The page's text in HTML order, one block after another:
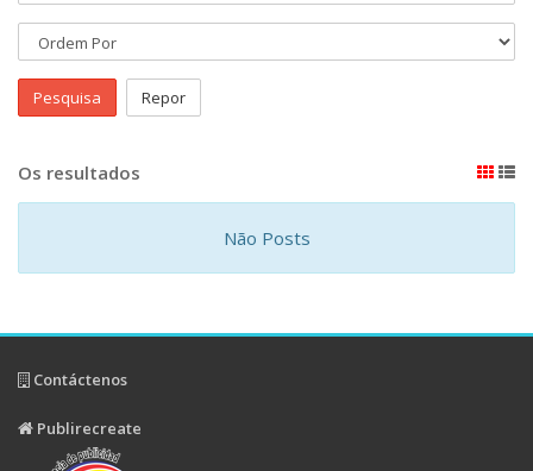
Pesquisa Repor
Os resultados
Não Posts
Contáctenos
Publirecreate